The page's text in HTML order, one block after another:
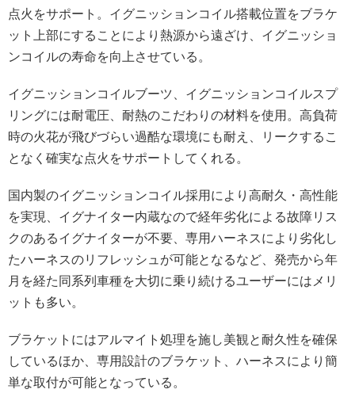
点火をサポート。イグニッションコイル搭載位置をブラケ
ット上部にすることにより熱源から遠ざけ、イグニッショ
ンコイルの寿命を向上させている。
イグニッションコイルブーツ、イグニッションコイルスプ
リングには耐電圧、耐熱のこだわりの材料を使用。高負荷
時の火花が飛びづらい過酷な環境にも耐え、リークするこ
となく確実な点火をサポートしてくれる。
国内製のイグニッションコイル採用により高耐久・高性能
を実現、イグナイター内蔵なので経年劣化による故障リス
クのあるイグナイターが不要、専用ハーネスにより劣化し
たハーネスのリフレッシュが可能となるなど、発売から年
月を経た同系列車種を大切に乗り続けるユーザーにはメリ
ットも多い。
ブラケットにはアルマイト処理を施し美観と耐久性を確保
しているほか、専用設計のブラケット、ハーネスにより簡
単な取付が可能となっている。